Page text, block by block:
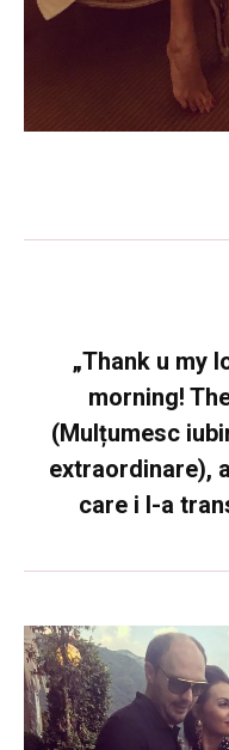
„Thank u my
morning!
(Mulțumesc
extraordinare),
care i l-a